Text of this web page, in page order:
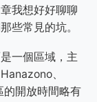
我想好好聊聊
些常見的坑。
一個區域，主
、
開放時間略有